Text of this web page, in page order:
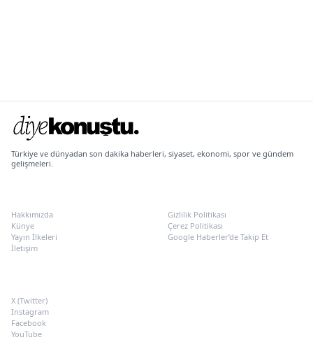
Türkiye ve dünyadan son dakika haberleri, siyaset, ekonomi, spor ve gündem
gelişmeleri.
Hakkımızda
Künye
Yayın İlkeleri
İletişim
Gizlilik Politikası
Çerez Politikası
Google Haberler’de Takip Et
X (Twitter)
Instagram
Facebook
YouTube